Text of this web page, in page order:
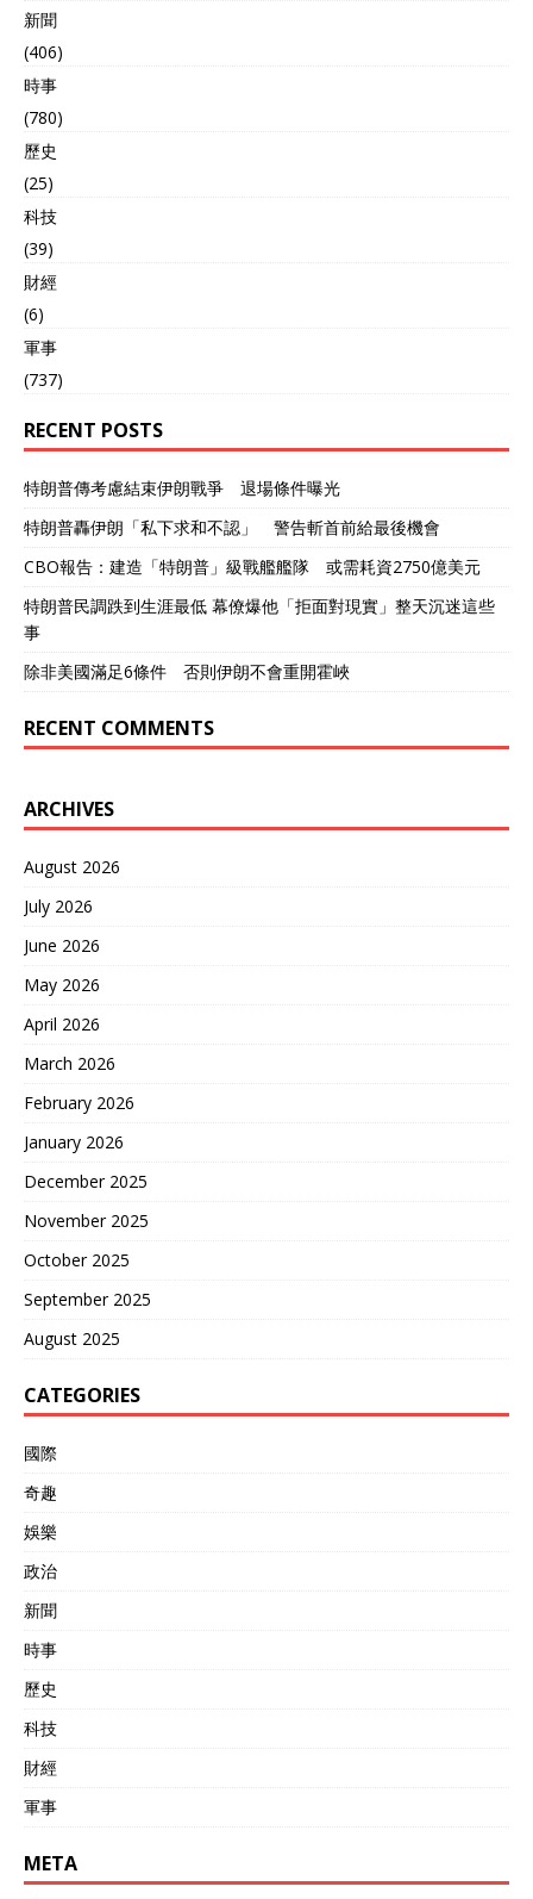
新聞
(406)
時事
(780)
歷史
(25)
科技
(39)
財經
(6)
軍事
(737)
RECENT POSTS
特朗普傳考慮結束伊朗戰爭 退場條件曝光
特朗普轟伊朗「私下求和不認」 警告斬首前給最後機會
CBO報告：建造「特朗普」級戰艦艦隊 或需耗資2750億美元
特朗普民調跌到生涯最低 幕僚爆他「拒面對現實」整天沉迷這些
事
除非美國滿足6條件 否則伊朗不會重開霍峽
RECENT COMMENTS
ARCHIVES
August 2026
July 2026
June 2026
May 2026
April 2026
March 2026
February 2026
January 2026
December 2025
November 2025
October 2025
September 2025
August 2025
CATEGORIES
國際
奇趣
娛樂
政治
新聞
時事
歷史
科技
財經
軍事
META